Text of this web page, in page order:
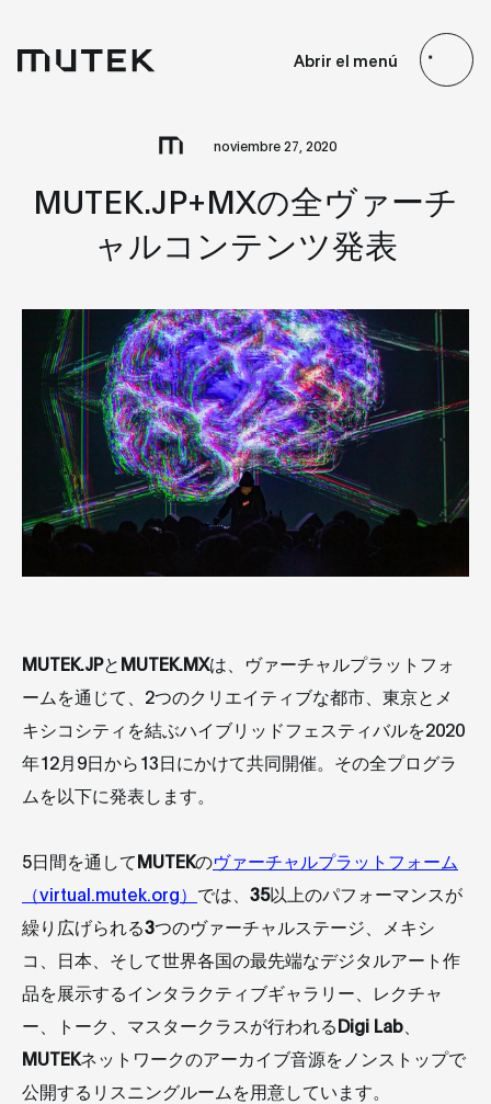
Search
Abrir el menú
noviembre 27, 2020
MUTEK.JP+MXの全ヴァーチ
ャルコンテンツ発表
MUTEK.JPとMUTEK.MXは、ヴァーチャルプラットフォ
ームを通じて、2つのクリエイティブな都市、東京とメ
キシコシティを結ぶハイブリッドフェスティバルを2020
年12月9日から13日にかけて共同開催。その全プログラ
ムを以下に発表します。
5日間を通してMUTEKのヴァーチャルプラットフォーム
（virtual.mutek.org） では、 35以上のパフォーマンスが
繰り広げられる3つのヴァーチャルステージ、メキシ
コ、日本、そして世界各国の最先端なデジタルアート作
品を展示するインタラクティブギャラリー、レクチャ
ー、トーク、マスタークラスが行われるDigi Lab
MUTEKネットワークのアーカイブ音源をノンストップで
公開するリスニングルームを用意しています。